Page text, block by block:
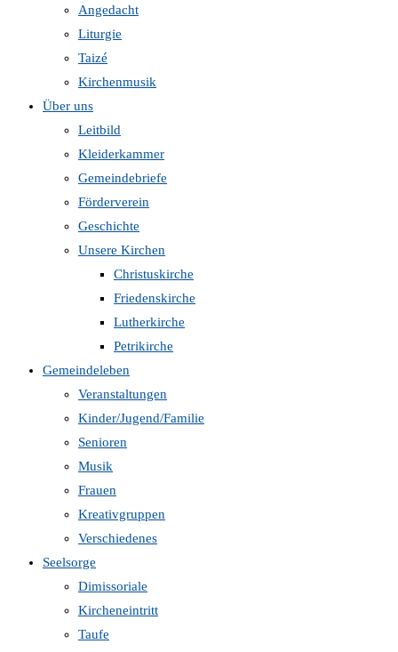
Angedacht
Liturgie
Taizé
Kirchenmusik
Über uns
Leitbild
Kleiderkammer
Gemeindebriefe
Förderverein
Geschichte
Unsere Kirchen
Christuskirche
Friedenskirche
Lutherkirche
Petrikirche
Gemeindeleben
Veranstaltungen
Kinder/Jugend/Familie
Senioren
Musik
Frauen
Kreativgruppen
Verschiedenes
Seelsorge
Dimissoriale
Kircheneintritt
Taufe